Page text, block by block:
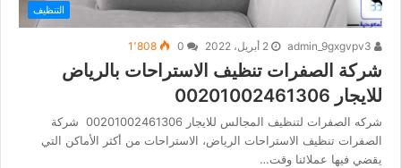
التنظيف
2 أبريل، 2022 1٬808
شركة الصفرات تنظيف الاستراحات بالرياض
للايجار 00201002461306
شركه الصفرات لتنظيف المجالس للايجار 00201002461306 شركة
الصفرات تنظيف الاستراحات الرياض، الاستراحات من أكثر الأماكن التي
يقضي فيها عملائنا وقت…